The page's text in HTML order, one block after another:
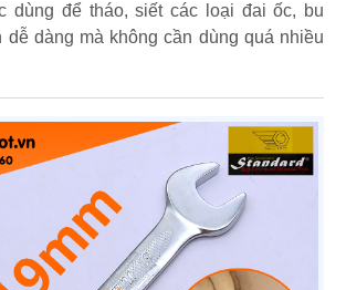
dùng để tháo, siết các loại đai ốc, bu
dễ dàng mà không cần dùng quá nhiều